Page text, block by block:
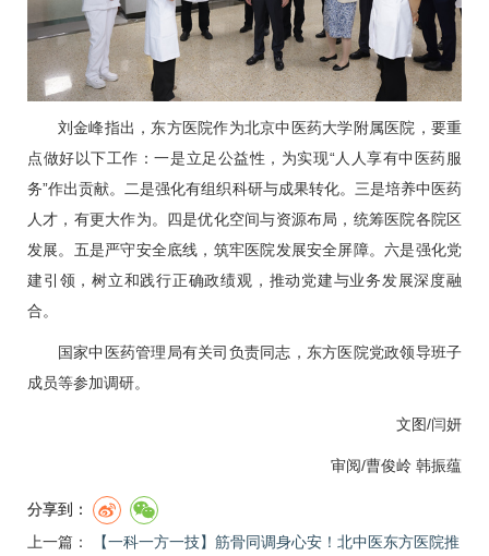
刘金峰指出，东方医院作为北京中医药大学附属医院，要重
点做好以下工作：一是立足公益性，为实现“人人享有中医药服
务”作出贡献。二是强化有组织科研与成果转化。三是培养中医药
人才，有更大作为。四是优化空间与资源布局，统筹医院各院区
发展。五是严守安全底线，筑牢医院发展安全屏障。六是强化党
建引领，树立和践行正确政绩观，推动党建与业务发展深度融
合。
国家中医药管理局有关司负责同志，东方医院党政领导班子
成员等参加调研。
文图/闫妍
审阅/曹俊岭 韩振蕴
分享到：
上一篇： 【一科一方一技】筋骨同调身心安！北中医东方医院推